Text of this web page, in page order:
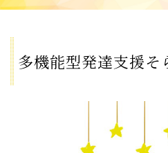
多機能型発達支援そ